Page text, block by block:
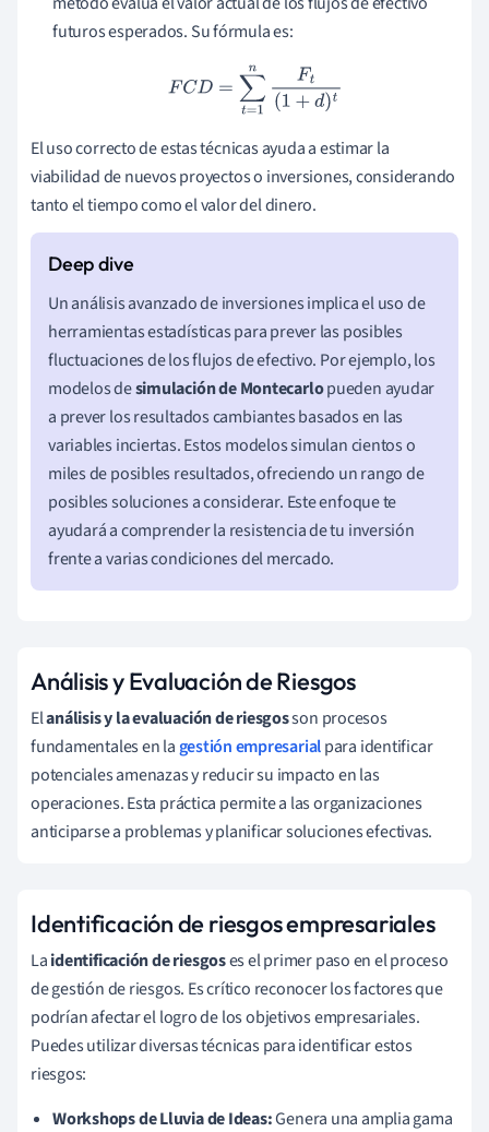
futuros esperados. Su fórmula es:
FCD t=1n +d)
El uso correcto de estas técnicas ayuda a estimar la
viabilidad de nuevos proyectos o inversiones, considerando
tanto el tiempo como el valor del dinero.
Un análisis avanzado de inversiones implica el uso de
herramientas estadísticas para prever las posibles
fluctuaciones de los flujos de efectivo. Por ejemplo, los
modelos desimulación de Montecarlopueden ayudar
a prever los resultados cambiantes basados en las
variables inciertas. Estos modelos simulan cientos o
miles de posibles resultados, ofreciendo un rango de
posibles soluciones a considerar. Este enfoque te
ayudará a comprender la resistencia de tu inversión
frente a varias condiciones del mercado.
Análisis y Evaluación de Riesgos
Elanálisis y la evaluación de riesgosson procesos
fundamentales en la gestión empresarialpara identificar
potenciales amenazas y reducir su impacto en las
operaciones. Esta práctica permite a las organizaciones
anticiparse a problemas y planificar soluciones efectivas.
Identificación de riesgos empresariales
Laidentificación de riesgoses el primer paso en el proceso
de gestión de riesgos. Es crítico reconocer los factores que
podrían afectar el logro de los objetivos empresariales.
Puedes utilizar diversas técnicas para identificar estos
riesgos:
Workshops de Lluvia de Ideas:Genera una amplia gama